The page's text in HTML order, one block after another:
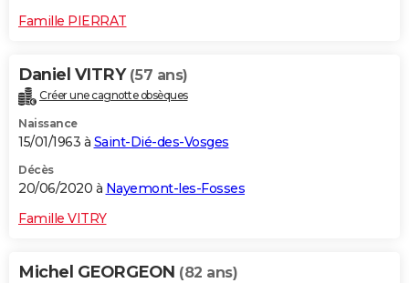
Famille PIERRAT
Daniel VITRY (57 ans)
Créer une cagnotte obsèques
Naissance
15/01/1963 à Saint-Dié-des-Vosges
Décès
20/06/2020 à Nayemont-les-Fosses
Famille VITRY
Michel GEORGEON (82 ans)